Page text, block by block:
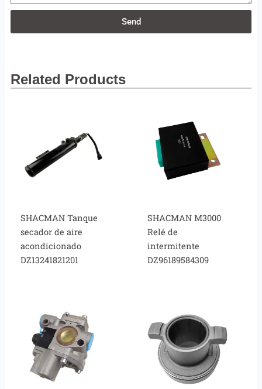
Send
Related Products
SHACMAN Tanque
secador de aire
acondicionado
DZ13241821201
SHACMAN M3000
Relé de
intermitente
DZ96189584309